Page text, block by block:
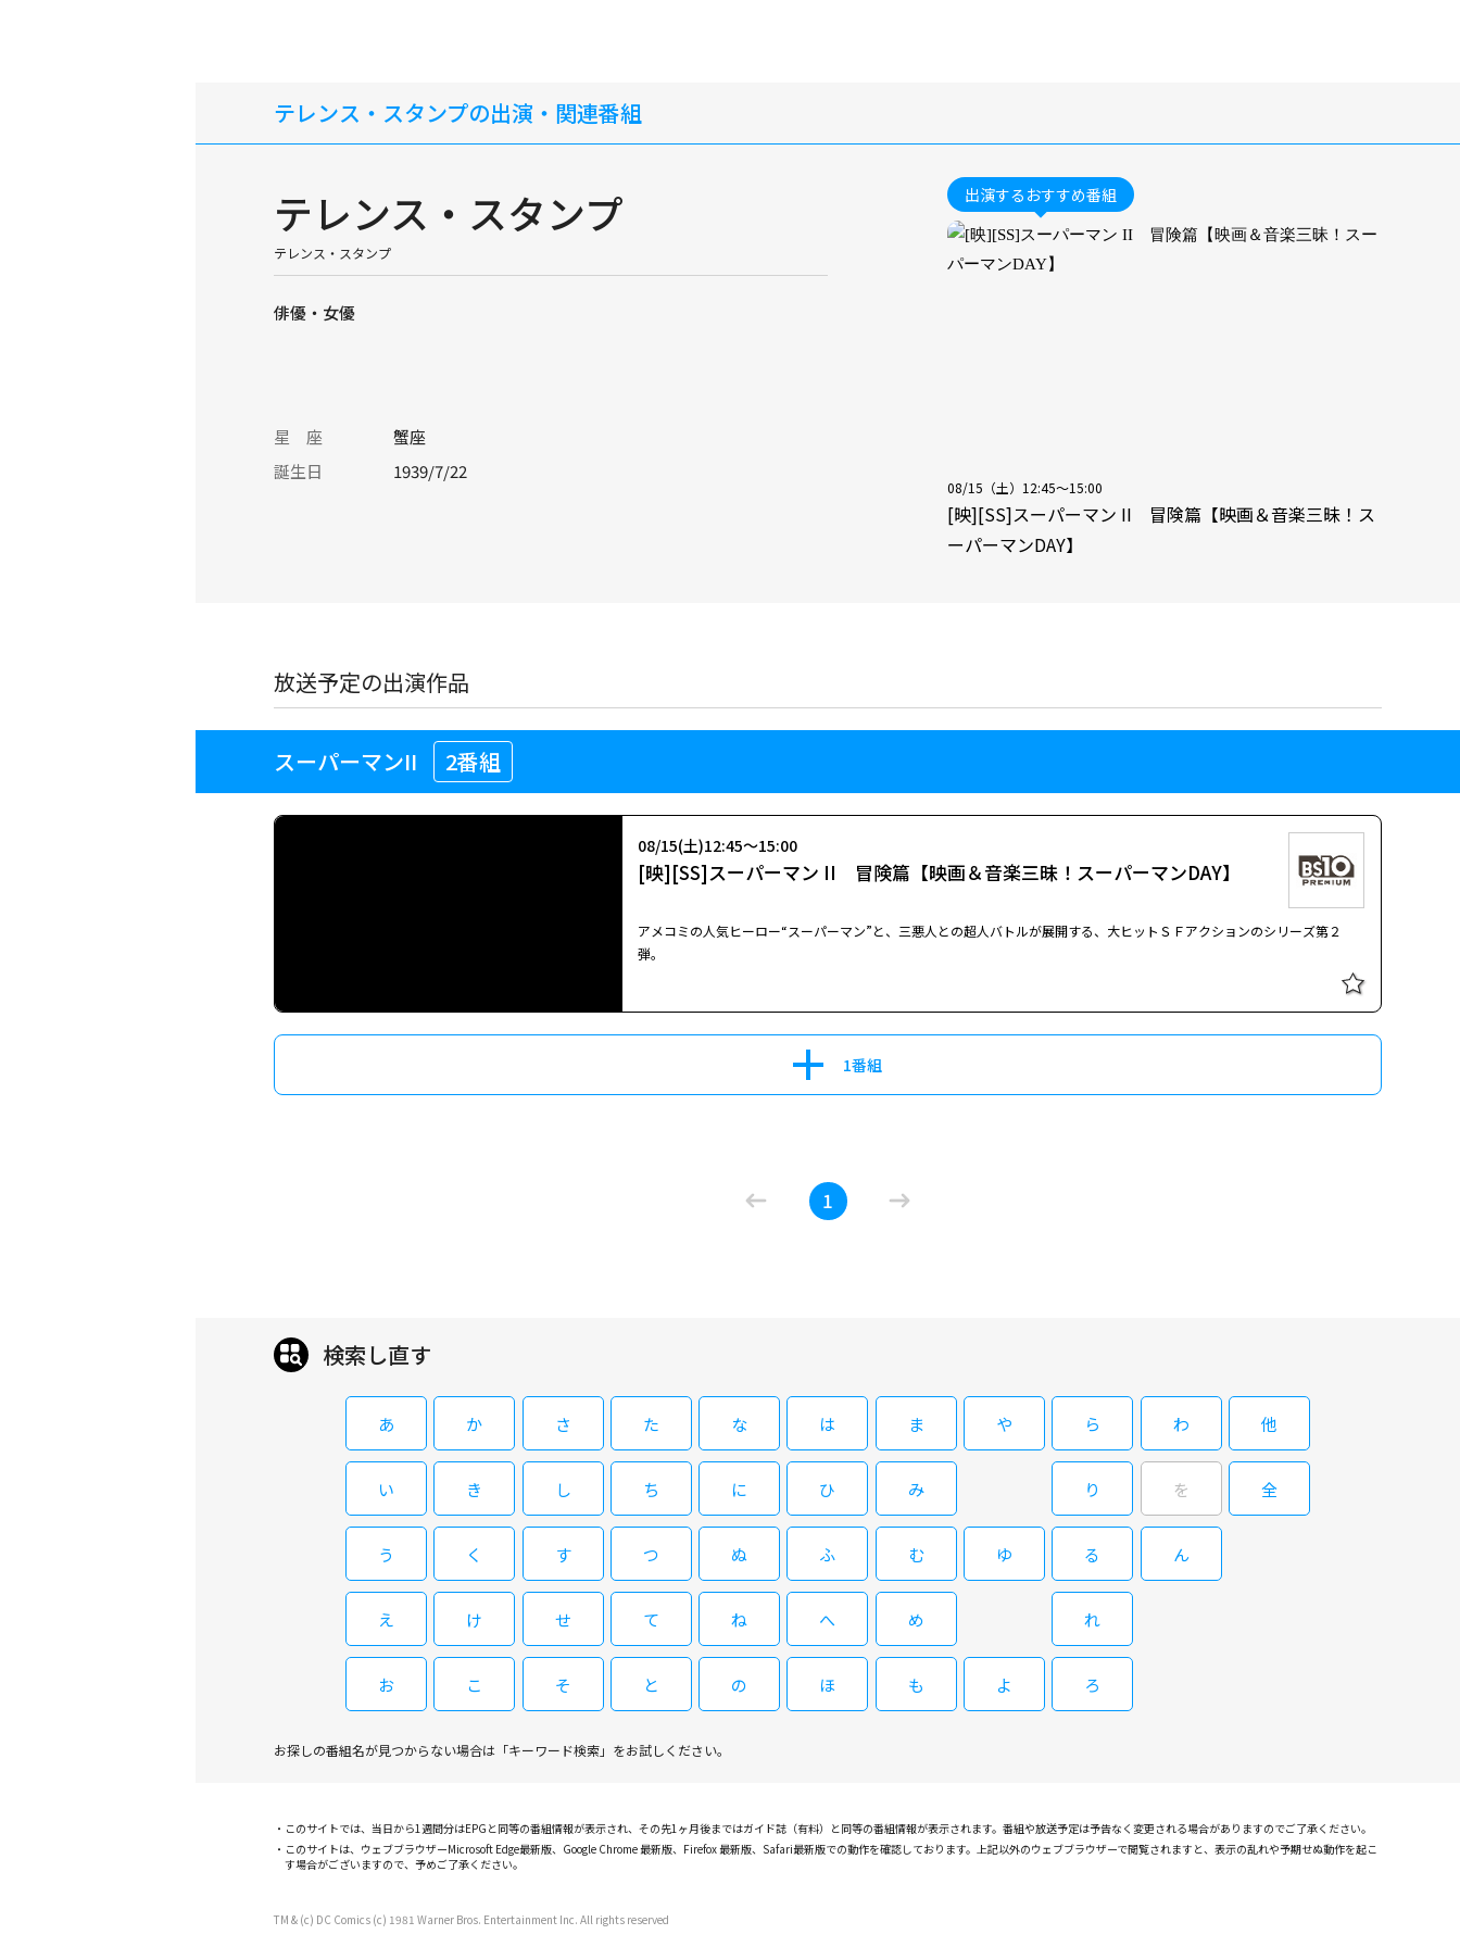
テレンス・スタンプの出演・関連番組
テレンス・スタンプ
テレンス・スタンプ
俳優・女優
星 座
蟹座
誕生日
1939/7/22
出演するおすすめ番組
08/15（土）12:45～15:00
[映][SS]スーパーマン II 冒険篇【映画＆音楽三昧！ス
ーパーマンDAY】
放送予定の出演作品
スーパーマンII 2番組
[映][SS]スーパーマン II 冒険篇【映画＆音楽三昧！スーパーマンDAY】
08/15(土)12:45～15:00
アメコミの人気ヒーロー“スーパーマン”と、三悪人との超人バトルが展開する、大ヒットＳＦアクションのシリーズ第２
弾。
1番組
アメコミの人気ヒーロー“スーパーマン”と、三悪人との超人バトルが展開する、大ヒットＳＦアクションのシリーズ第２
アメコミの人気ヒーロー“スーパーマン”と、三悪人との超人バトルが展開する、大ヒットＳＦアクションのシリーズ第２
弾。『ＨＥＬＰ！四人はアイドル』などのリチャード・レスター監督がメガホンを取り、彼ならではの軽妙な持ち味が反映
高層ビルの窓や壁を壊し、ネオンを粉砕し、道路を切り裂きながらの肉弾戦は、手に汗握るド迫力。スーパーマンことクラ
ーク・ケントとヒロインのロイスが織り成す、波乱めいた恋の行方も気になる。 テロ事件を取材中のロイス・レーンが誤っ
てエッフェル塔から転落。そこへスーパーマンが現れ、落下する彼女を無事受け止める。そして、テロリストが仕掛けた核
爆弾を宇宙へ運んで爆発させる。ところがその衝撃で、かつてクリプトン星から追放されていた三悪人が解放され、地球に
やって来る。そして、スーパーマンと同じ能力をもつ彼等は地球で大暴れし始める…。
1
検索し直す
あ
い
う
え
お
か
き
く
け
こ
さ
し
す
せ
そ
た
ち
つ
て
と
な
に
ぬ
ね
の
は
ひ
ふ
へ
ほ
ま
み
む
め
も
や
ゆ
よ
ら
り
る
れ
ろ
わ
を
ん
他
全
お探しの番組名が見つからない場合は「キーワード検索」をお試しください。
このサイトでは、当日から1週間分はEPGと同等の番組情報が表示され、その先1ヶ月後まではガイド誌（有料）と同等の番組情報が表示されます。番組や放送予定は予告なく変更される場合がありますのでご了承ください。
このサイトは、ウェブブラウザーMicrosoft Edge最新版、Google Chrome 最新版、Firefox 最新版、Safari最新版での動作を確認しております。上記以外のウェブブラウザーで閲覧されますと、表示の乱れや予期せぬ動作を起こ
す場合がございますので、予めご了承ください。
TM & (c) DC Comics (c) 1981 Warner Bros. Entertainment Inc. All rights reserved